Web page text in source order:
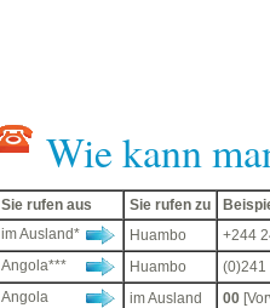
Wie kann
Sie rufen aus Sie rufen zu
im Ausland*
Huambo
+244
Angola***
Huambo
(0)241
Angola
im Ausland 00